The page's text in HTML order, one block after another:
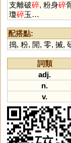
支離破碎, 粉身碎
瓊碎玉…
配搭點:
搗, 粉, 閒, 零, 搣,
詞類
adj.
n.
v.